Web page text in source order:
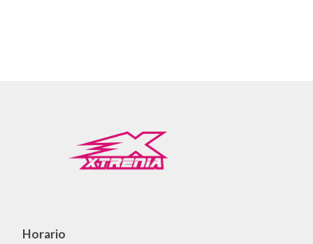
Horario